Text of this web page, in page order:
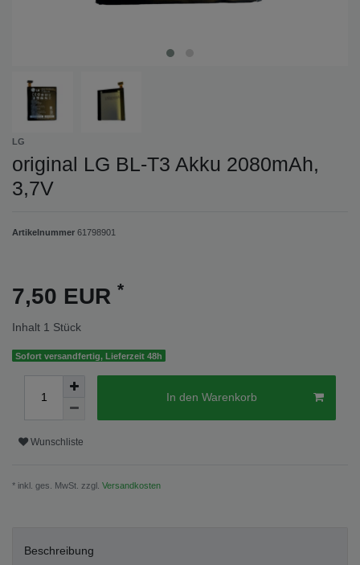
LG
original LG BL-T3 Akku 2080mAh,
3,7V
Artikelnummer 61798901
7,50 EUR *
Inhalt 1 Stück
Sofort versandfertig, Lieferzeit 48h
In den Warenkorb
Wunschliste
* inkl. ges. MwSt. zzgl. Versandkosten
Beschreibung